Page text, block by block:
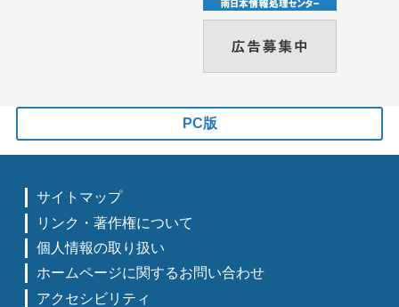
PC版
サイトマップ
リンク・著作権について
個人情報の取り扱い
ホームページに関するお問い合わせ
アクセシビリティ